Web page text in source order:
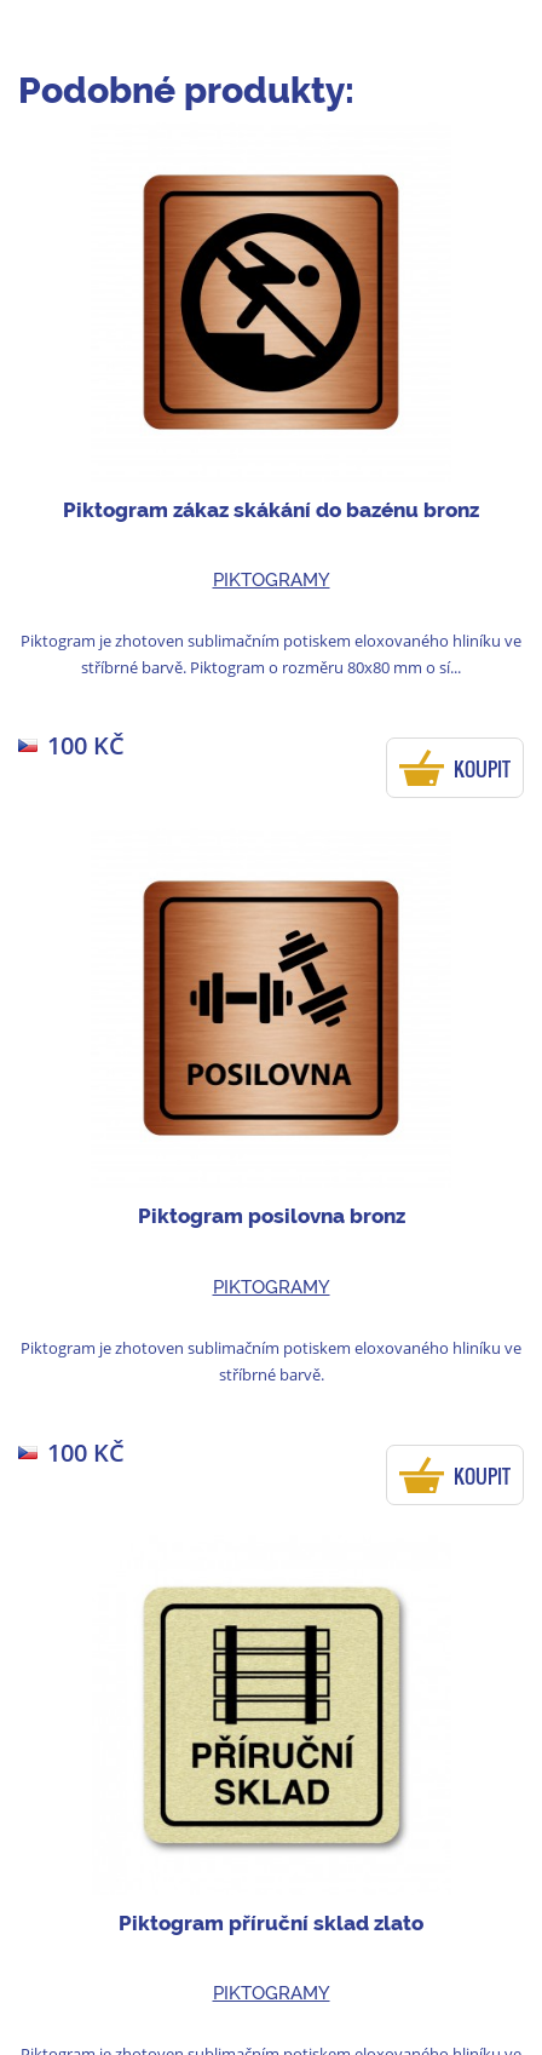
Podobné produkty:
Piktogram zákaz skákání do bazénu bronz
PIKTOGRAMY
Piktogram je zhotoven sublimačním potiskem eloxovaného hliníku ve
stříbrné barvě. Piktogram o rozměru 80x80 mm o sí...
100 KČ
KOUPIT
Piktogram posilovna bronz
PIKTOGRAMY
Piktogram je zhotoven sublimačním potiskem eloxovaného hliníku ve
stříbrné barvě.
100 KČ
KOUPIT
Piktogram příruční sklad zlato
PIKTOGRAMY